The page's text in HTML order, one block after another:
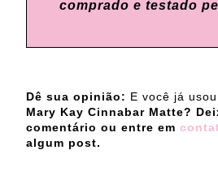
comprado e testado
Dê sua opinião: E você já
Mary Kay Cinnabar Matte?
comentário ou entre em
algum post.